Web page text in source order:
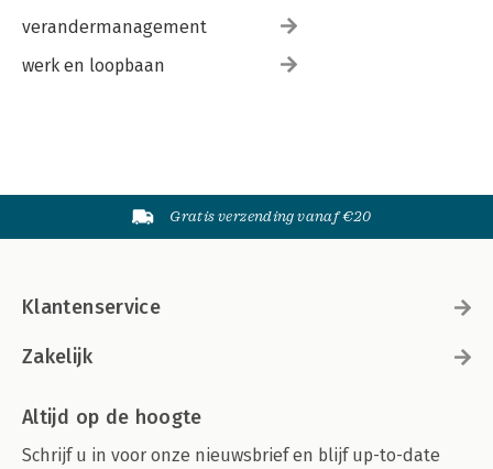
verandermanagement
werk en loopbaan
Gratis verzending vanaf €20
Klantenservice
Zakelijk
Altijd op de hoogte
Schrijf u in voor onze nieuwsbrief en blijf up-to-date